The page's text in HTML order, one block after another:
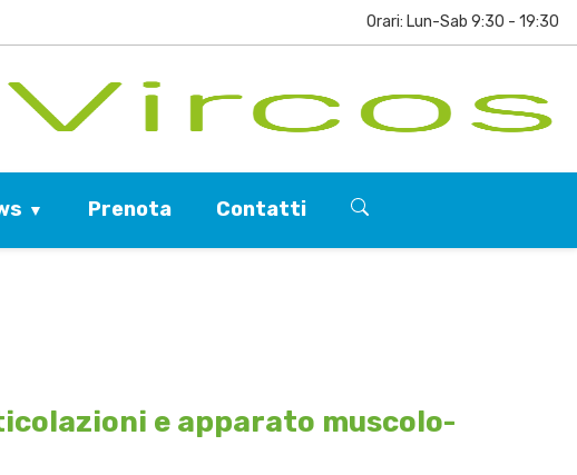
Orari: Lun-Sab 9:30 - 19:30
Prenota Contatti
e apparato muscolo-